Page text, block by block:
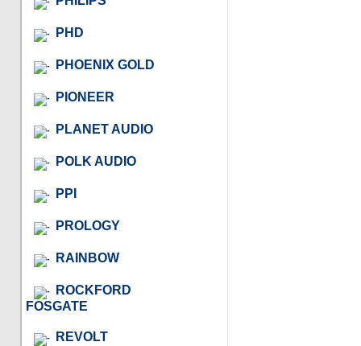
PHD
PHOENIX GOLD
PIONEER
PLANET AUDIO
POLK AUDIO
PPI
PROLOGY
RAINBOW
ROCKFORD
FOSGATE
REVOLT